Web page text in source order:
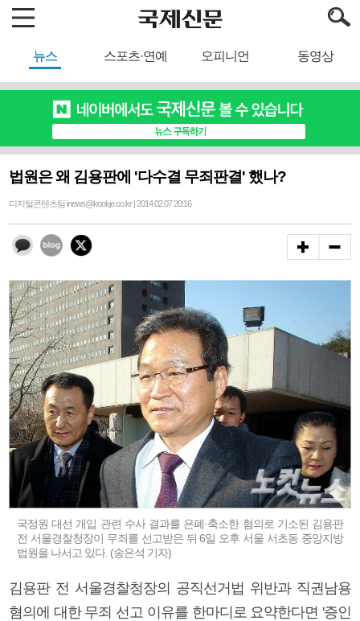
뉴스 스포츠·연예 오피니언 동영상
법원은 왜 김용판에 '다수결 무죄판결' 했나?
디지털콘텐츠팀 inews@kookje.co.kr | 2014.02.07 20:16
국정원 대선 개입 관련 수사 결과를 은폐·축소한 혐의로 기소된 김용판
전 서울경찰청장이 무죄를 선고받은 뒤 6일 오후 서울 서초동 중앙지방
법원을 나서고 있다. (송은석 기자)
김용판 전 서울경찰청장의 공직선거법 위반과 직권남용
혐의에 대한 무죄 선고 이유를 한마디로 요약한다면 '증인